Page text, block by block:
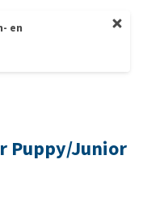
en
Puppy/Junior